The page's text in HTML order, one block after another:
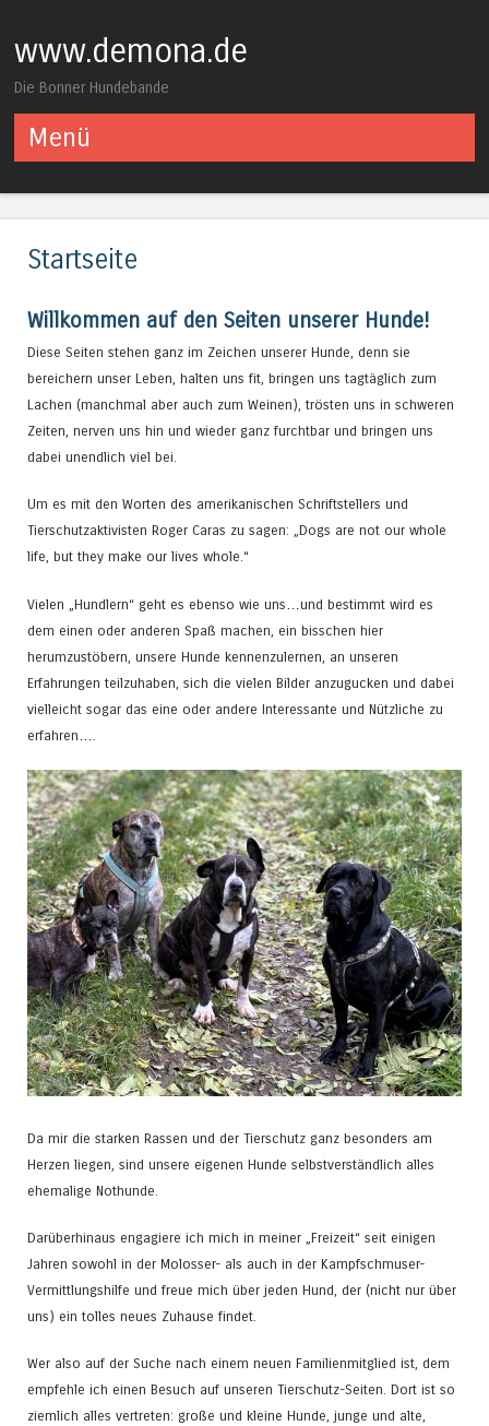
www.demona.de
Die Bonner Hundebande
Menü
Startseite
Willkommen auf den Seiten unserer Hunde!
Diese Seiten stehen ganz im Zeichen unserer Hunde, denn sie
bereichern unser Leben, halten uns fit, bringen uns tagtäglich zum
Lachen (manchmal aber auch zum Weinen), trösten uns in schweren
Zeiten, nerven uns hin und wieder ganz furchtbar und bringen uns
dabei unendlich viel bei.
Um es mit den Worten des amerikanischen Schriftstellers und
Tierschutzaktivisten Roger Caras zu sagen: „Dogs are not our whole
life, but they make our lives whole.“
Vielen „Hundlern“ geht es ebenso wie uns…und bestimmt wird es
dem einen oder anderen Spaß machen, ein bisschen hier
herumzustöbern, unsere Hunde kennenzulernen, an unseren
Erfahrungen teilzuhaben, sich die vielen Bilder anzugucken und dabei
vielleicht sogar das eine oder andere Interessante und Nützliche zu
erfahren….
Da mir die starken Rassen und der Tierschutz ganz besonders am
Herzen liegen, sind unsere eigenen Hunde selbstverständlich alles
ehemalige Nothunde.
Darüberhinaus engagiere ich mich in meiner „Freizeit“ seit einigen
Jahren sowohl in der Molosser- als auch in der Kampfschmuser-
Vermittlungshilfe und freue mich über jeden Hund, der (nicht nur über
uns) ein tolles neues Zuhause findet.
Wer also auf der Suche nach einem neuen Familienmitglied ist, dem
empfehle ich einen Besuch auf unseren Tierschutz-Seiten. Dort ist so
ziemlich alles vertreten: große und kleine Hunde, junge und alte,